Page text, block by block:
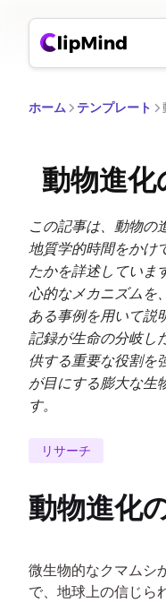
ホーム テンプレート
動物進
この記事は、動物の
地質学的時間をかけ
たかを詳述していま
心的なメカニズムを
ある事例を用いて説
記録が生命の分岐し
供する重要な役割を
が目にする膨大な生
す。
リサーチ
動物進化
微生物的なクマムシ
で、地球上の信じら